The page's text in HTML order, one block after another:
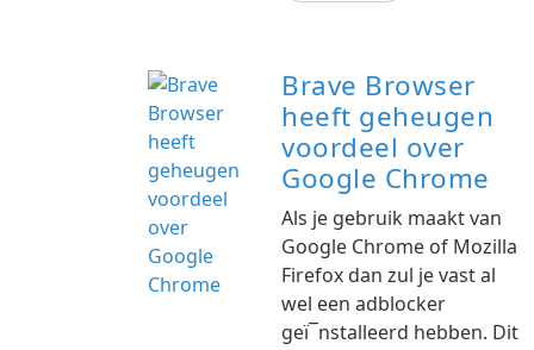
Brave Browser
heeft geheugen
voordeel over
Google Chrome
Als je gebruik maakt van
Google Chrome of Mozilla
Firefox dan zul je vast al
wel een adblocker
geï¯nstalleerd hebben. Dit